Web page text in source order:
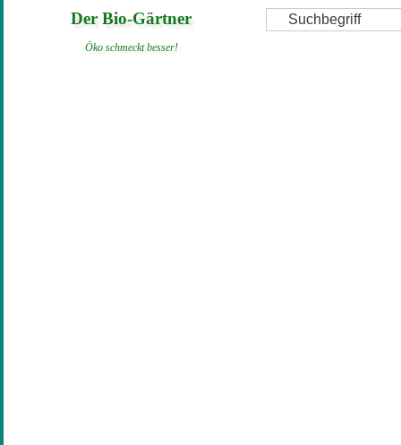
Suche
Der Bio-Gärtner
Öko schmeckt besser!